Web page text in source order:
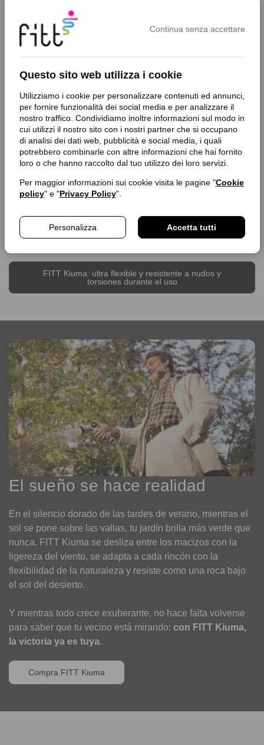
Continua senza accettare
Questo sito web utilizza i cookie
Utilizziamo i cookie per personalizzare contenuti ed annunci,
per fornire funzionalità dei social media e per analizzare il
nostro traffico. Condividiamo inoltre informazioni sul modo in
cui utilizzi il nostro sito con i nostri partner che si occupano
di analisi dei dati web, pubblicità e social media, i quali
potrebbero combinarle con altre informazioni che hai fornito
loro o che hanno raccolto dal tuo utilizzo dei loro servizi.
Per maggior informazioni sui cookie visita le pagine "Cookie
policy" e "Privacy Policy".
Personalizza Accetta tutti
Sinuosa como un río
Como un río que fluye entre las rocas, fluyendo en cada
curva sin oponerse al paisaje,FITT Kiuma se adapta con
En los senderos estrechos, entre los macizos de flores o
bajo los árboles, su flexibilidad te acompaña en todas
partes y sin esfuerzo. Regar se convierte en un gesto
FITT Kiuma: ultra flexible y resistente a nudos y
torsiones durante el uso
El sueño se hace realidad
En el silencio dorado de las tardes de verano, mientras el
sol se pone sobre las vallas, tu jardín brilla más verde que
nunca. FITT Kiuma se desliza entre los macizos con la
ligereza del viento, se adapta a cada rincón con la
flexibilidad de la naturaleza y resiste como una roca bajo
el sol del desierto.
Y mientras todo crece exuberante, no hace falta volverse
para saber que tu vecino está mirando: con FITT Kiuma,
la victoria ya es tuya.
Compra FITT Kiuma